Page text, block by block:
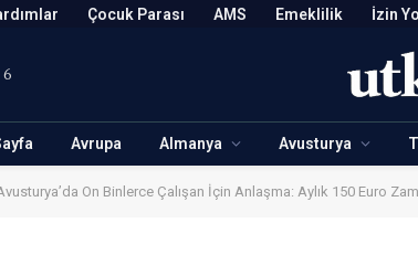
Çocuk Parası AMS Emeklilik İzin
6
Avrupa Almanya Avusturya
On Binlerce Çalışan İçin Anlaşma: Aylık 150 Euro